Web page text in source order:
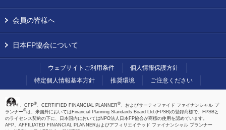
会員の皆様へ
日本FP協会について
ウェブサイトご利用条件
個人情報保護方針
特定個人情報基本方針
推奨環境 ご注意ください
、CFP® 、CERTIFIED FINANCIAL PLANNER® 、およびサーティファイド ファイナンシャル プ
ランナー®は、米国外においてはFinancial Planning Standards Board Ltd.(FPSB)の登録商標で、FPSBと
のライセンス契約の下に、日本国内においてはNPO法人日本FP協会が商標の使用を認めています。
AFP、AFFILIATED FINANCIAL PLANNERおよびアフィリエイテッド ファイナンシャル プランナー